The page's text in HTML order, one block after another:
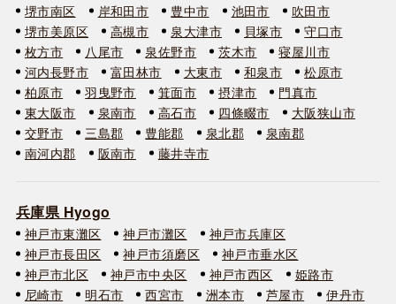
堺市南区
岸和田市 豊中市 池田市
吹田市
堺市美原区
高槻市 泉大津市 貝塚市
守口市
枚方市
八尾市 泉佐野市 茨木市
寝屋川市
河内長野市
富田林市 大東市 和泉市
松原市
柏原市
羽曳野市 箕面市 摂津市
門真市
東大阪市
泉南市 高石市 四條畷市
大阪狭山市
交野市
三島郡 豊能郡 泉北郡
泉南郡
南河内郡
阪南市 藤井寺市
兵庫県 Hyogo
神戸市東灘区 神戸市灘区
神戸市兵庫区
神戸市長田区
神戸市須磨区
神戸市垂水区
神戸市北区
神戸市中央区 神戸市西区
姫路市
尼崎市
明石市 西宮市 洲本市 芦屋市
伊丹市